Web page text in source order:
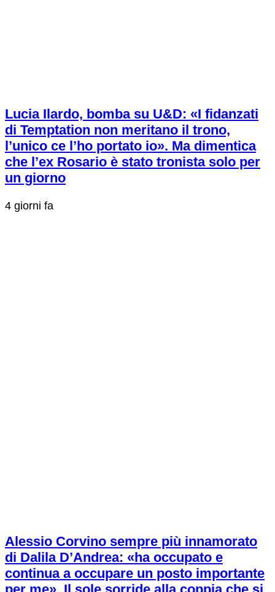
Lucia Ilardo, bomba su U&D: «I fidanzati
di Temptation non meritano il trono,
l’unico ce l’ho portato io». Ma dimentica
che l’ex Rosario è stato tronista solo per
un giorno
4 giorni fa
Alessio Corvino sempre più innamorato
di Dalila D’Andrea: «ha occupato e
continua a occupare un posto importante